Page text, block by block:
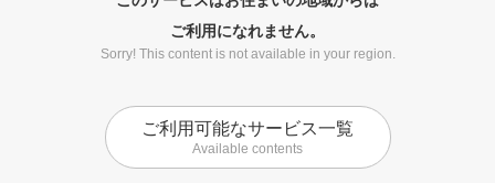
ご利用になれません。
Sorry! This content is not available in your region.
ご利用可能なサービス一覧
Available contents